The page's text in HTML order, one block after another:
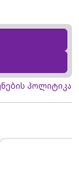
პოლიტიკა